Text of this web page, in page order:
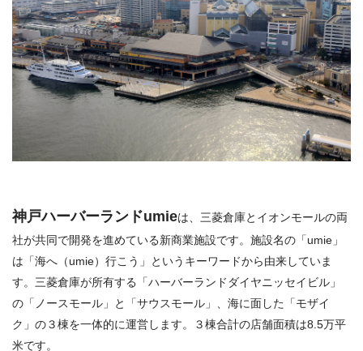
神戸ハーバーランドumieは、三菱倉庫とイオンモールの両
社が共同で開発を進めている新商業施設です。施設名の「umie」
は「海へ（umie）行こう」というキーワードから由来していま
す。三菱倉庫が所有する「ハーバーランドダイヤニッセイビル」
の「ノースモール」と「サウスモール」、海に面した「モザイ
ク」の３棟を一体的に運営します。３棟合計の店舗面積は8.5万平
米です。